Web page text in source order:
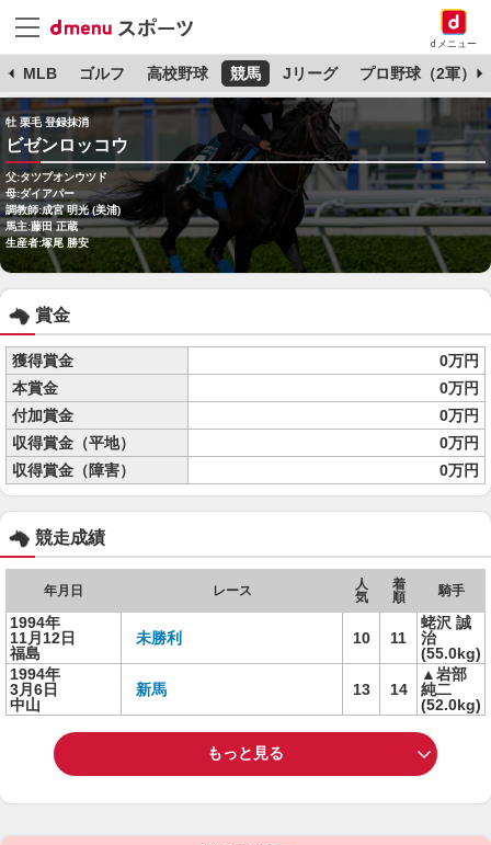
dメニュー
MLB ゴルフ 高校野球 競馬 Jリーグ プロ野球（2軍）
牡 栗毛 登録抹消
ビゼンロッコウ
父:タツプオンウツド
母:ダイアパー
調教師:成宮 明光 (美浦)
馬主:藤田 正蔵
生産者:塚尾 勝安
賞金
獲得賞金
0万円
本賞金
0万円
付加賞金
0万円
収得賞金（平地）
0万円
収得賞金（障害）
0万円
競走成績
年月日 レース
人
気
着
順
騎手
1994年
11月12日
福島
未勝利 10 11
蛯沢 誠
治
(55.0kg)
1994年
3月6日
中山
新馬 13 14
▲岩部
純二
(52.0kg)
もっと見る